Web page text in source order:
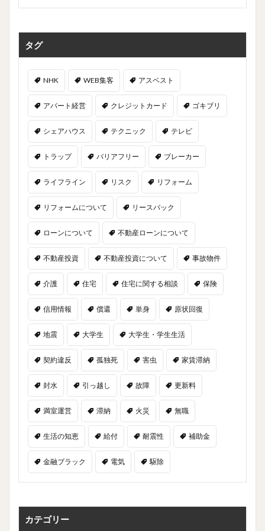
タグ
NHK WEB集客 アスベスト
アパート経営 クレジットカード ゴキブリ
シェアハウス テクニック テレビ
トラップ バリアフリー ブレーカー
ライフライン リスク リフォーム
リフォームについて リースバック
ローンについて 不動産ローンについて
不動産投資 不動産投資について 事故物件
介護 住宅 住宅に関する相談 保険
信用情報 償還 単身 原状回復
地震 大学生 大学生・学生生活
契約違反 孤独死 害虫 家賃滞納
封水 引っ越し 故障 更新料
満室運営 滞納 火災 無職
生活の知恵 給付 耐震性 補助金
金融ブラック 電気 駆除
カテゴリー